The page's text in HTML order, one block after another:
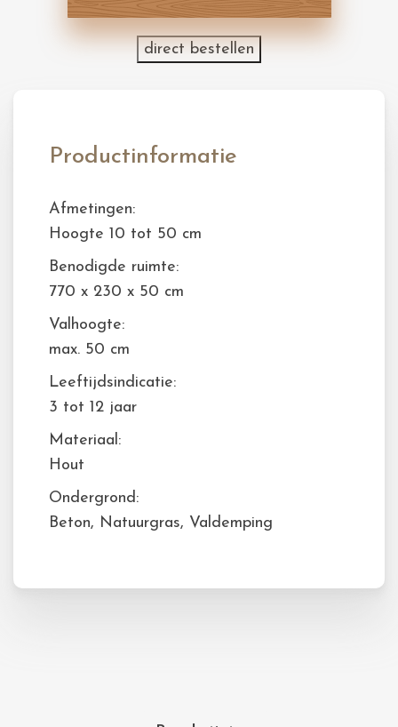
direct bestellen
Productinformatie
Afmetingen:
Hoogte 10 tot 50 cm
Benodigde ruimte:
770 x 230 x 50 cm
Valhoogte:
max. 50 cm
Leeftijdsindicatie:
3 tot 12 jaar
Materiaal:
Hout
Ondergrond:
Beton, Natuurgras, Valdemping